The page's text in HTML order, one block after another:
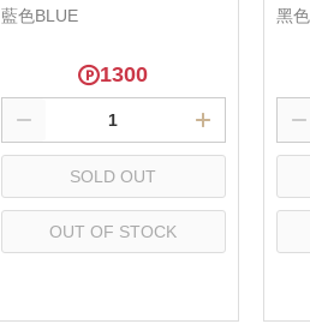
藍色BLUE
1300
SOLD OUT
OUT OF STOCK
黑